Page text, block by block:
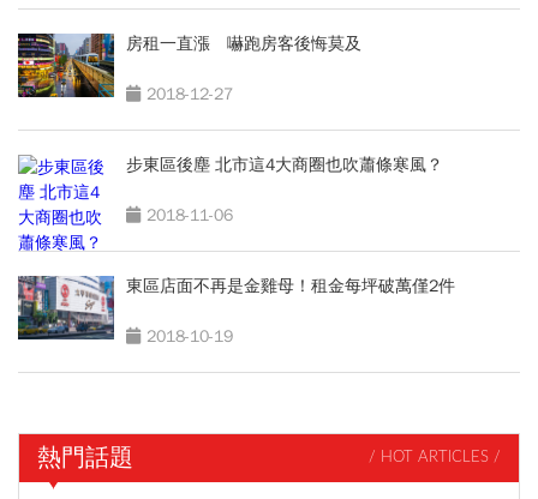
房租一直漲 嚇跑房客後悔莫及
2018-12-27
步東區後塵 北市這4大商圈也吹蕭條寒風？
2018-11-06
東區店面不再是金雞母！租金每坪破萬僅2件
2018-10-19
熱門話題 / HOT ARTICLES /